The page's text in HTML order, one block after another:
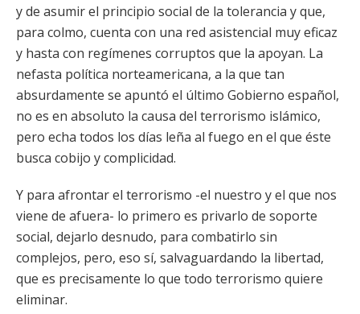
y de asumir el principio social de la tolerancia y que,
para colmo, cuenta con una red asistencial muy eficaz
y hasta con regímenes corruptos que la apoyan. La
nefasta política norteamericana, a la que tan
absurdamente se apuntó el último Gobierno español,
no es en absoluto la causa del terrorismo islámico,
pero echa todos los días leña al fuego en el que éste
busca cobijo y complicidad.
Y para afrontar el terrorismo -el nuestro y el que nos
viene de afuera- lo primero es privarlo de soporte
social, dejarlo desnudo, para combatirlo sin
complejos, pero, eso sí, salvaguardando la libertad,
que es precisamente lo que todo terrorismo quiere
eliminar.